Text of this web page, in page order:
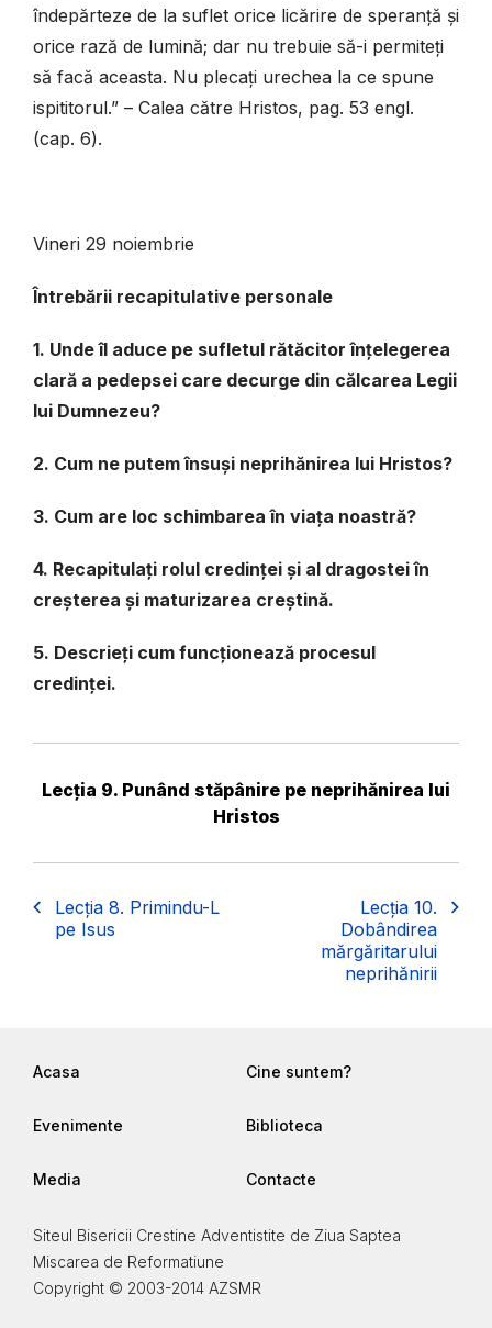
îndepărteze de la suflet orice licărire de speranță și
orice rază de lumină; dar nu trebuie să-i permiteți
să facă aceasta. Nu plecați urechea la ce spune
ispititorul.” – Calea către Hristos, pag. 53 engl.
(cap. 6).
Vineri 29 noiembrie
Întrebării recapitulative personale
1. Unde îl aduce pe sufletul rătăcitor înțelegerea
clară a pedepsei care decurge din călcarea Legii
lui Dumnezeu?
2. Cum ne putem însuși neprihănirea lui Hristos?
3. Cum are loc schimbarea în viața noastră?
4. Recapitulați rolul credinței și al dragostei în
creșterea și maturizarea creștină.
5. Descrieți cum funcționează procesul
credinței.
Lecția 9. Punând stăpânire pe neprihănirea lui
Hristos
Lecția 8. Primindu-L
pe Isus
Lecția 10.
Dobândirea
mărgăritarului
neprihănirii
Acasa Cine suntem?
Evenimente Biblioteca
Media Contacte
Siteul Bisericii Crestine Adventistite de Ziua Saptea
Miscarea de Reformatiune
Copyright © 2003-2014 AZSMR